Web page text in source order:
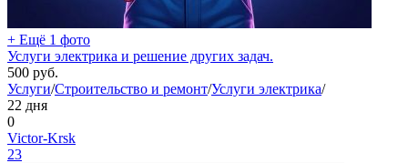
+ Ещё 1 фото
Услуги электрика и решение других задач.
500 руб.
Услуги/Строительство и ремонт/Услуги электрика/
22 дня
0
Victor-Krsk
23